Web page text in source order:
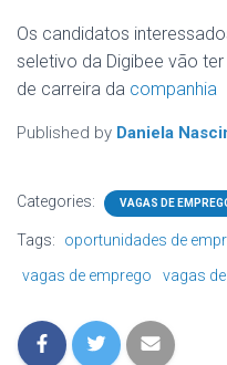
Os candidatos
seletivo da Digibee vão
de carreira da companhia
Published by Daniela
Categories: VAGAS DE
Tags: oportunidades de
vagas de emprego
vagas